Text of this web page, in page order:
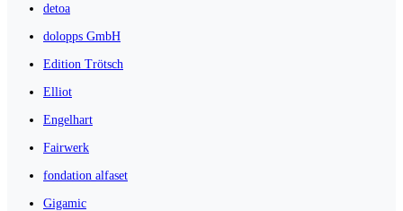
detoa
dolopps GmbH
Edition Trötsch
Elliot
Engelhart
Fairwerk
fondation alfaset
Gigamic